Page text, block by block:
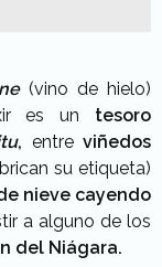
(vino de hielo)
es un tesoro
, entreviñedos
su etiqueta)
nieve cayendo
a alguno de los
del Niágara.